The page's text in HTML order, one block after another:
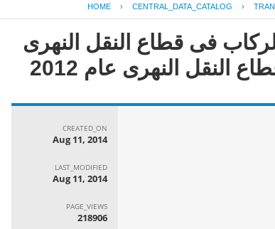
HOME › CENTRAL_DATA_CATALOG ›
فى قطاع النقل النهرى
CREATED_ON
Aug 11, 2014
LAST_MODIFIED
Aug 11, 2014
PAGE_VIEWS
218906